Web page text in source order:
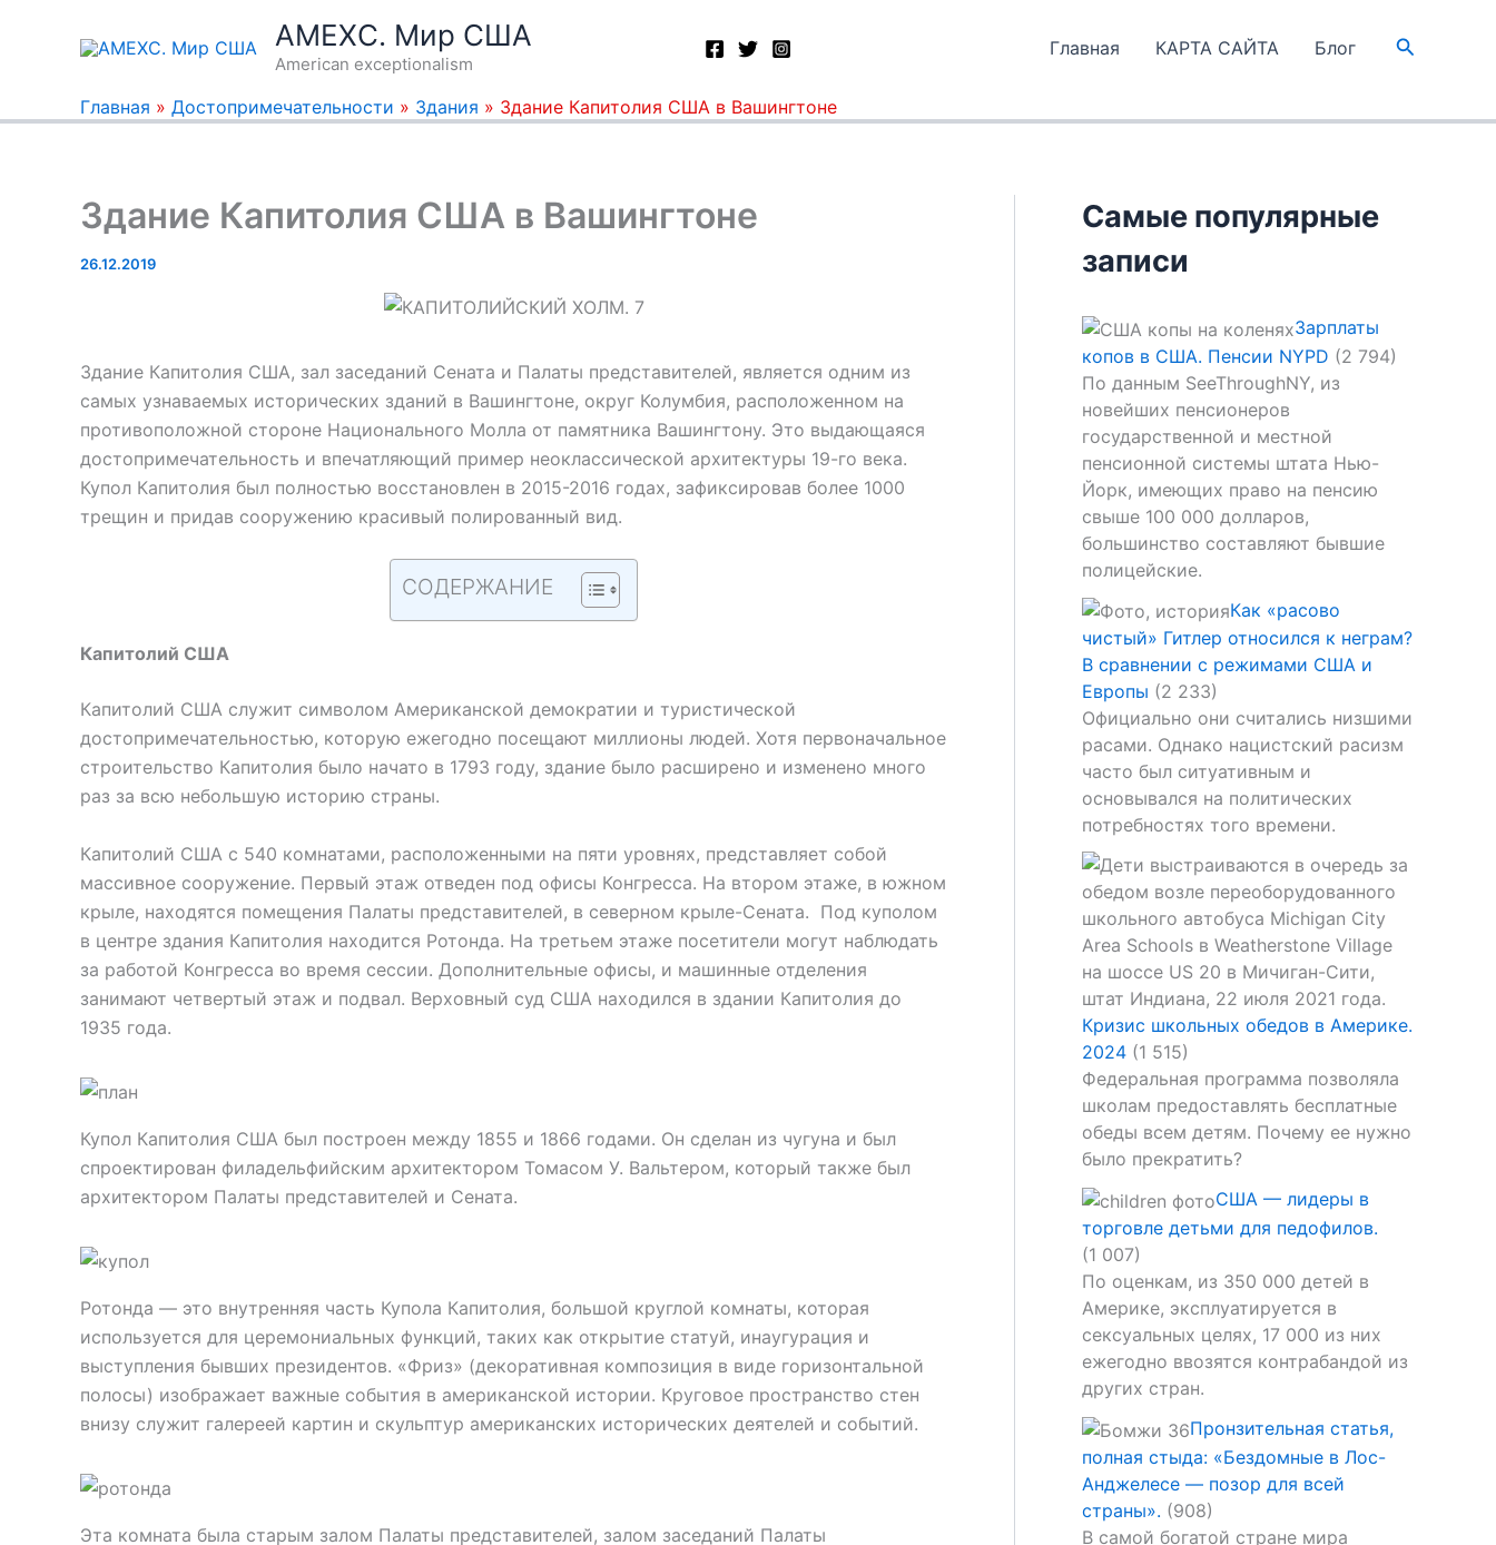
AMEXC. Мир США
American exceptionalism
Главная КАРТА САЙТА Блог Поиск
Главная » Достопримечательности » Здания » Здание Капитолия США в Вашингтоне
Здание Капитолия США в Вашингтоне
26.12.2019
Здание Капитолия США, зал заседаний Сената и Палаты представителей, является одним из
самых узнаваемых исторических зданий в Вашингтоне, округ Колумбия, расположенном на
противоположной стороне Национального Молла от памятника Вашингтону. Это выдающаяся
достопримечательность и впечатляющий пример неоклассической архитектуры 19-го века.
Купол Капитолия был полностью восстановлен в 2015-2016 годах, зафиксировав более 1000
трещин и придав сооружению красивый полированный вид.
СОДЕРЖАНИЕ
Капитолий США
Капитолий США служит символом Американской демократии и туристической
достопримечательностью, которую ежегодно посещают миллионы людей. Хотя первоначальное
строительство Капитолия было начато в 1793 году, здание было расширено и изменено много
раз за всю небольшую историю страны.
Капитолий США с 540 комнатами, расположенными на пяти уровнях, представляет собой
массивное сооружение. Первый этаж отведен под офисы Конгресса. На втором этаже, в южном
крыле, находятся помещения Палаты представителей, в северном крыле-Сената. Под куполом
в центре здания Капитолия находится Ротонда. На третьем этаже посетители могут наблюдать
за работой Конгресса во время сессии. Дополнительные офисы, и машинные отделения
занимают четвертый этаж и подвал. Верховный суд США находился в здании Капитолия до
1935 года.
Купол Капитолия США был построен между 1855 и 1866 годами. Он сделан из чугуна и был
спроектирован филадельфийским архитектором Томасом У. Вальтером, который также был
архитектором Палаты представителей и Сената.
Ротонда — это внутренняя часть Купола Капитолия, большой круглой комнаты, которая
используется для церемониальных функций, таких как открытие статуй, инаугурация и
выступления бывших президентов. «Фриз» (декоративная композиция в виде горизонтальной
полосы) изображает важные события в американской истории. Круговое пространство стен
внизу служит галереей картин и скульптур американских исторических деятелей и событий.
Эта комната была старым залом Палаты представителей, залом заседаний Палаты
Самые популярные
записи
Зарплаты
копов в США. Пенсии NYPD (2 794)
По данным SeeThroughNY, из
новейших пенсионеров
государственной и местной
пенсионной системы штата Нью-
Йорк, имеющих право на пенсию
свыше 100 000 долларов,
большинство составляют бывшие
полицейские.
Как «расово
чистый» Гитлер относился к неграм?
В сравнении с режимами США и
Европы (2 233)
Официально они считались низшими
расами. Однако нацистский расизм
часто был ситуативным и
основывался на политических
потребностях того времени.
Кризис школьных обедов в Америке.
2024 (1 515)
Федеральная программа позволяла
школам предоставлять бесплатные
обеды всем детям. Почему ее нужно
было прекратить?
США — лидеры в
торговле детьми для педофилов.
(1 007)
По оценкам, из 350 000 детей в
Америке, эксплуатируется в
сексуальных целях, 17 000 из них
ежегодно ввозятся контрабандой из
других стран.
Пронзительная статья,
полная стыда: «Бездомные в Лос-
Анджелесе — позор для всей
страны». (908)
В самой богатой стране мира